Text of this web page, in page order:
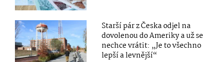
Starší pár z Česka odjel na
dovolenou do Ameriky a už se
nechce vrátit: „Je to všechno
lepší a levnější“